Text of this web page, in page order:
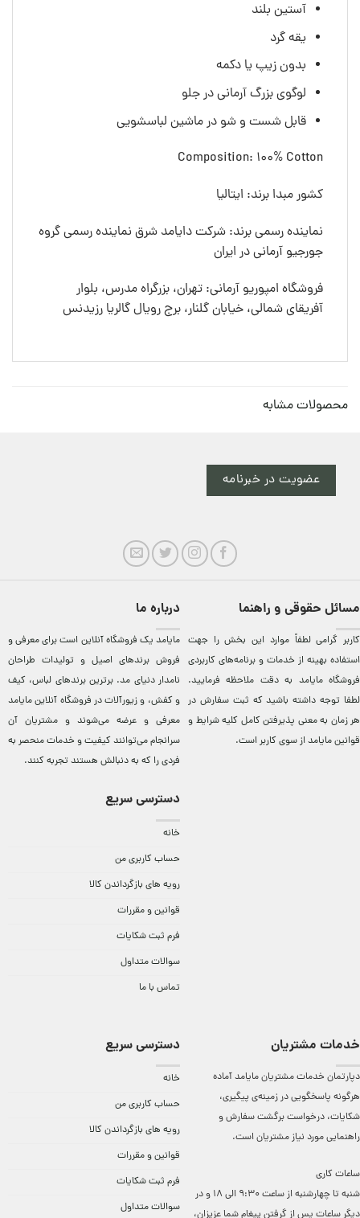
آستین بلند
یقه گرد
بدون زیپ یا دکمه
لوگوی بزرگ آرمانی در جلو
قابل شست و شو در ماشین لباسشویی
Composition: 100% Cotton
کشور مبدا برند: ایتالیا
نماینده رسمی برند: شرکت دایامد شرق نماینده رسمی گروه
جورجیو آرمانی در ایران
فروشگاه امپوریو آرمانی: تهران، بزرگراه مدرس، بلوار
آفریقای شمالی، خیابان گلنار، برج رویال گالریا رزیدنس
محصولات مشابه
عضویت در خبرنامه
مسائل حقوقی و راهنما
کاربر گرامی لطفاً موارد این بخش را جهت
استفاده بهینه از خدمات و برنامه‌‏های کاربردی
فروشگاه مایامد به دقت ملاحظه فرمایید.
لطفا توجه داشته باشید که ثبت سفارش در
هر زمان به معنی پذیرفتن کامل کلیهشرایط و
قوانین مایامداز سوی کاربر است.
درباره ما
مایامد يک فروشگاه آنلاين است برای معرفی و
فروش برندهای اصيل و توليدات طراحان
نامدار دنيای مد. برترين‌ برندهای لباس، کيف
و کفش، و زيورآلات در فروشگاه آنلاين مایامد
معرفی و عرضه می‌شوند و مشتريان آن
سرانجام می‌توانند کيفيت و خدمات منحصر به
فردی را که به دنبالش هستند تجربه کنند.
دسترسی سریع
خانه
حساب کاربری من
رویه های بازگرداندن کالا
قوانین و مقررات
فرم ثبت شکایات
سوالات متداول
تماس با ما
خدمات مشتریان
دپارتمان خدمات مشتریان مایامد آماده
هرگونه پاسخگویی در زمینه‌ی پیگیری،
شکایات، درخواست برگشت سفارش و
راهنمایی مورد نیاز مشتریان است.
ساعات کاری
شنبه تا چهارشنبه از ساعت 9:30 الی 18 و در
دیگر ساعات ‌پس از گرفتن پیغام شما عزیزان،
دسترسی سریع
خانه
حساب کاربری من
رویه های بازگرداندن کالا
قوانین و مقررات
فرم ثبت شکایات
سوالات متداول